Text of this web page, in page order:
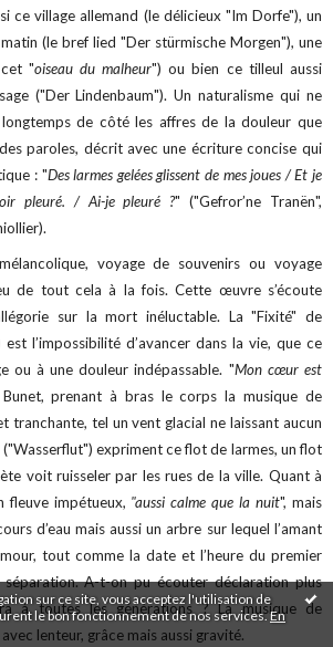
sur ce site, vous acceptez l'utilisation de
le bon fonctionnement de nos services.En
ce village allemand (le délicieux "Im Dorfe"), un
(le bref lied "Der stürmische Morgen"), une
"oiseau du malheur") ou bien ce tilleul aussi
("Der Lindenbaum"). Un naturalisme qui ne
de côté les affres de la douleur que
paroles, décrit avec une écriture concise qui
: "Des larmes gelées glissent de mes joues / Et je
pleuré. / Ai-je pleuré ?" ("Gefror’ne Tranën",
voyage de souvenirs ou voyage
de tout cela à la fois. Cette œuvre s’écoute
sur la mort inéluctable. La "Fixité" de
l’impossibilité d’avancer dans la vie, que ce
ou à une douleur indépassable. "Mon cœur est
prenant à bras le corps la musique de
tranchante, tel un vent glacial ne laissant aucun
expriment ce flot de larmes, un flot
voit ruisseler par les rues de la ville. Quant à
fleuve impétueux, "aussi calme que la nuit", mais
d’eau mais aussi un arbre sur lequel l’amant
tout comme la date et l’heure du premier
A-t-on pu écouter déclaration plus
à toutes les générations ? La musique de
lenteur, grâce mais aussi gravité.